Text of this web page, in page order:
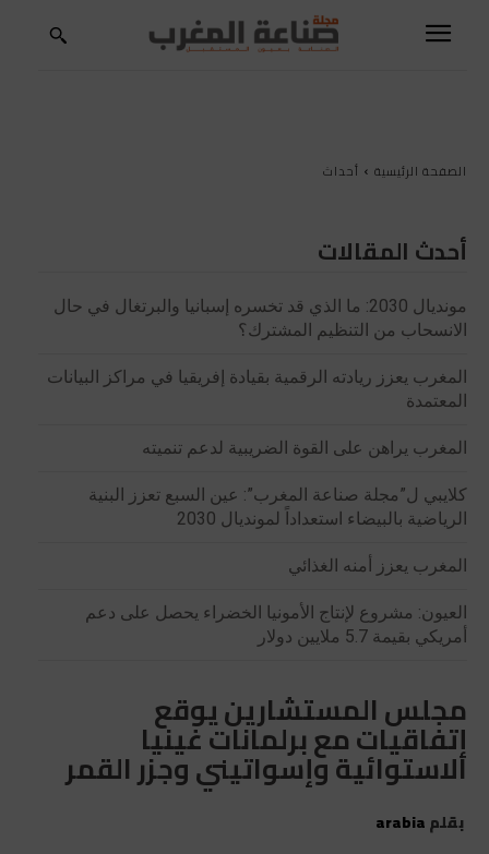
الصفحة الرئيسية أحداث
أحدث المقالات
مونديال 2030: ما الذي قد تخسره إسبانيا والبرتغال في حال
الانسحاب من التنظيم المشترك؟
المغرب يعزز ريادته الرقمية بقيادة إفريقيا في مراكز البيانات
المعتمدة
المغرب يراهن على القوة الضريبية لدعم تنميته
كلايبي ل”مجلة صناعة المغرب”: عين السبع تعزز البنية
الرياضية بالبيضاء استعداداً لمونديال 2030
المغرب يعزز أمنه الغذائي
العيون: مشروع لإنتاج الأمونيا الخضراء يحصل على دعم
أمريكي بقيمة 5.7 ملايين دولار
مجلس المستشارين يوقع
إتفاقيات مع برلمانات غينيا
الاستوائية وإسواتيني وجزر القمر
بقلمarabia